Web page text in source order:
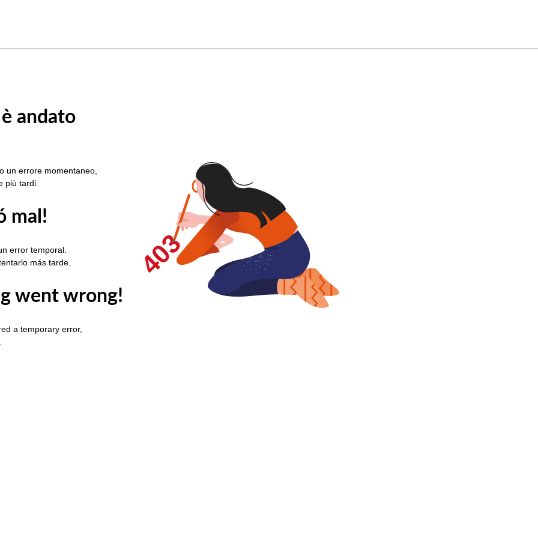
andato
un errore momentaneo,
più tardi.
mal!
error temporal.
más tarde.
went wrong!
a temporary error,
403